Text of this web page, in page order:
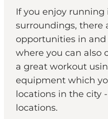
If you enjoy
surroundings, there
opportunities in and
where you can also
a great workout
equipment which
locations in the city
locations.